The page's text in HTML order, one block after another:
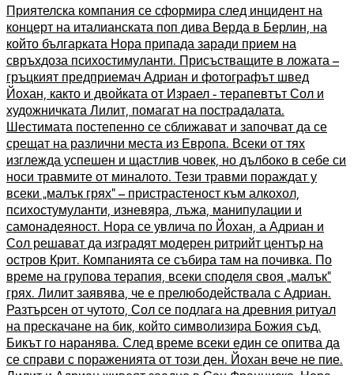
Приятелска компания се сформира след инцидент на
концерт на италианската поп дива Верда в Берлин, на
който българката Нора припада заради прием на
свръхдоза психостимуланти. Присъстващите в ложата –
гръцкият предприемач Адриан и фотографът швед
Йохан, както и двойката от Израел - терапевтът Сол и
художничката Лилит, помагат на пострадалата.
Шестимата постепенно се сближават и започват да се
срещат на различни места из Европа. Всеки от тях
изглежда успешен и щастлив човек, но дълбоко в себе си
носи травмите от миналото. Тези травми пораждат у
всеки „малък грях“ – пристрастеност към алкохол,
психостумуланти, изневяра, лъжа, манипулации и
самонадеяност. Нора се увлича по Йохан, а Адриан и
Сол решават да изградят модерен ритрийт център на
остров Крит. Компанията се събира там на почивка. По
време на групова терапия, всеки споделя своя „малък“
грях. Лилит заявява, че е прелюбодействала с Адриан.
Разтърсен от чутото, Сол се подлага на древния ритуал
на прескачане на бик, който символизира Божия съд.
Бикът го наранява. След време всеки един се опитва да
се справи с пораженията от този ден. Йохан вече не пие.